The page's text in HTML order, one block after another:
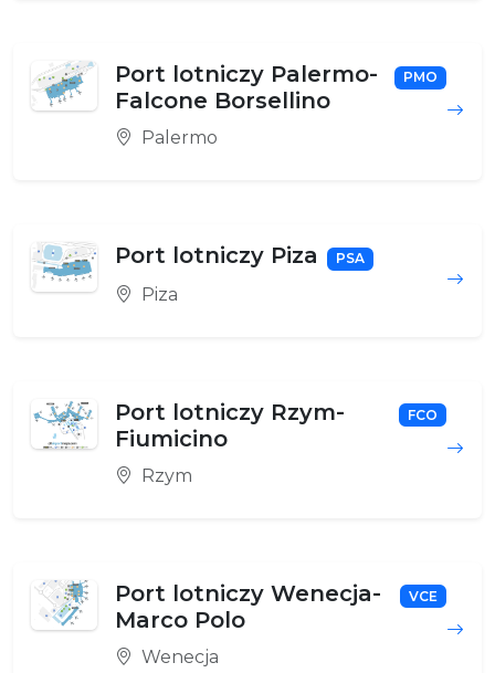
Port lotniczy Palermo-
Falcone Borsellino
PMO
Palermo
Port lotniczy Piza PSA
Piza
Port lotniczy Rzym-
Fiumicino
FCO
Rzym
Port lotniczy Wenecja-
Marco Polo
VCE
Wenecja